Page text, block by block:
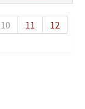
10 11
12